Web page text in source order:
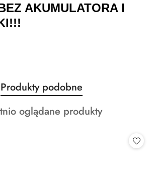
AKUMULATORA I
produktów
Produkty
o
statusie:
Produkty podobne
oglądane produkty